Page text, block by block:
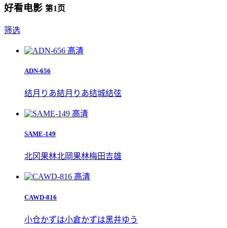
好看电影 第1 页
筛选
高清
ADN-656
结月りあ結月りあ结城结弦
高清
SAME-149
北冈果林北岡果林梅田吉雄
高清
CAWD-816
小仓かずは小倉かずは黑井ゆう